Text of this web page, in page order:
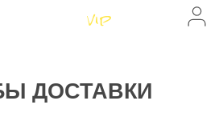
Магазины
ДОСТАВКИ